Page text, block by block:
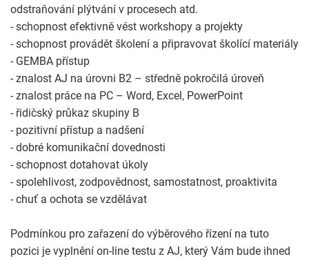
odstraňování plýtvání v procesech atd.
- schopnost efektivně vést workshopy a projekty
- schopnost provádět školení a připravovat školící materiály
- GEMBA přístup
- znalost AJ na úrovni B2 – středně pokročilá úroveň
- znalost práce na PC – Word, Excel, PowerPoint
- řidičský průkaz skupiny B
- pozitivní přístup a nadšení
- dobré komunikační dovednosti
- schopnost dotahovat úkoly
- spolehlivost, zodpovědnost, samostatnost, proaktivita
- chuť a ochota se vzdělávat
Podmínkou pro zařazení do výběrového řízení na tuto
pozici je vyplnění on-line testu z AJ, který Vám bude ihned